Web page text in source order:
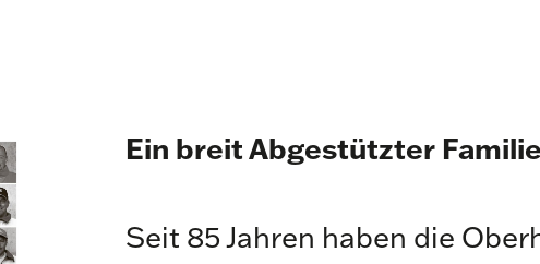
Ein breit Abgestützter
Seit 85 Jahren haben die